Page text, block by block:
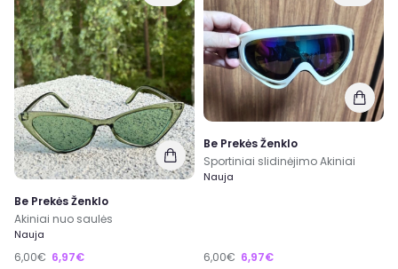
Be Prekės Ženklo
Akiniai nuo saulės
Nauja
6,00€ 6,97€
Be Prekės Ženklo
Sportiniai slidinėjimo Akiniai
Nauja
6,00€ 6,97€